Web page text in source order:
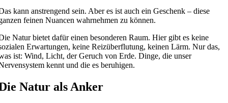
kann anstrengend sein. Aber es ist auch ein Geschenk – diese
feinen Nuancen wahrnehmen zu können.
Natur bietet dafür einen besonderen Raum. Hier gibt es keine
Erwartungen, keine Reizüberflutung, keinen Lärm. Nur das,
ist: Wind, Licht, der Geruch von Erde. Dinge, die unser
kennt und die es beruhigen.
Natur als Anker